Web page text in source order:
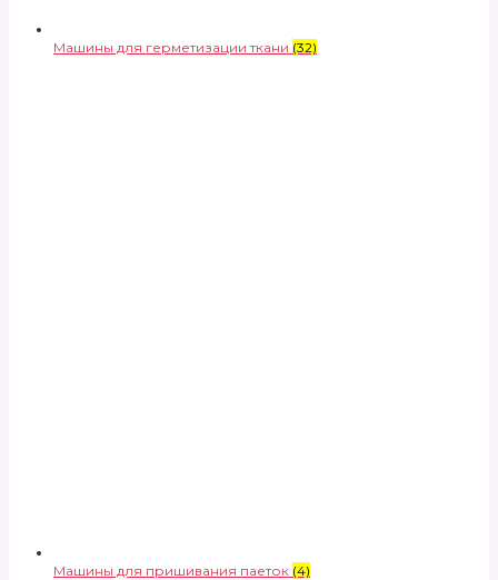
Машины для герметизации ткани (32)
Машины для пришивания паеток (4)